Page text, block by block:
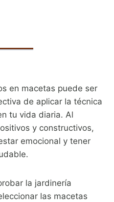
en macetas puede ser
de aplicar la técnica
tu vida diaria. Al
y constructivos,
emocional y tener
la jardinería
las macetas